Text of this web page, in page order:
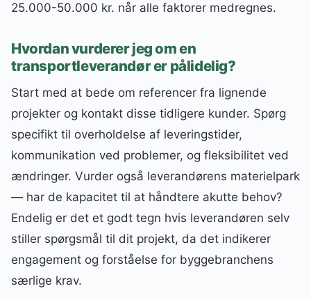
25.000-50.000 kr. når alle faktorer medregnes.
Hvordan vurderer jeg om en
transportleverandør er pålidelig?
Start med at bede om referencer fra lignende
projekter og kontakt disse tidligere kunder. Spørg
specifikt til overholdelse af leveringstider,
kommunikation ved problemer, og fleksibilitet ved
ændringer. Vurder også leverandørens materielpark
— har de kapacitet til at håndtere akutte behov?
Endelig er det et godt tegn hvis leverandøren selv
stiller spørgsmål til dit projekt, da det indikerer
engagement og forståelse for byggebranchens
særlige krav.